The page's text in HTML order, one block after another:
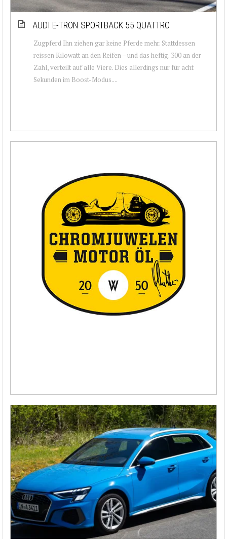
AUDI E-TRON SPORTBACK 55 QUATTRO
Zugpferd Ihn ziehen gar keine Pferde mehr. Stattdessen
reissen Kilowatt an den Reifen – und das heftig. 300 an der
Zahl, verteilt auf alle Viere. Dies allerdings nur für acht
Sekunden im Boost-Modus....